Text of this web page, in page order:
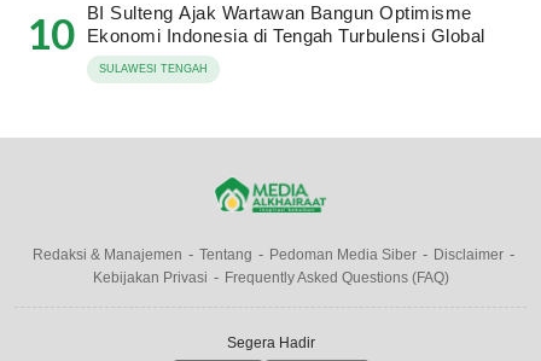
10
BI Sulteng Ajak Wartawan Bangun Optimisme
Ekonomi Indonesia di Tengah Turbulensi Global
SULAWESI TENGAH
Redaksi & Manajemen Tentang Pedoman Media Siber
Disclaimer
Kebijakan Privasi
Frequently Asked Questions (FAQ)
Segera Hadir